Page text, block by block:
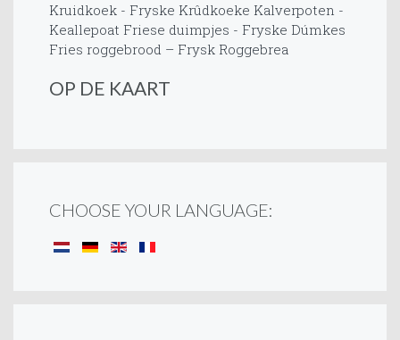
Kruidkoek - Fryske Krûdkoeke Kalverpoten -
Keallepoat Friese duimpjes - Fryske Dúmkes
Fries roggebrood – Frysk Roggebrea
OP DE KAART
CHOOSE YOUR LANGUAGE: